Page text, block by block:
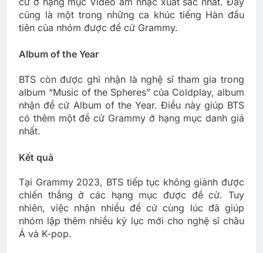
cũng là một trong những ca khúc tiếng Hàn đầu
tiên của nhóm được đề cử Grammy.
Album of the Year
BTS còn được ghi nhận là nghệ sĩ tham gia trong
album “Music of the Spheres” của Coldplay, album
nhận đề cử Album of the Year. Điều này giúp BTS
có thêm một đề cử Grammy ở hạng mục danh giá
nhất.
Kết quả
Tại Grammy 2023, BTS tiếp tục không giành được
chiến thắng ở các hạng mục được đề cử. Tuy
nhiên, việc nhận nhiều đề cử cùng lúc đã giúp
nhóm lập thêm nhiều kỷ lục mới cho nghệ sĩ châu
Á và K-pop.